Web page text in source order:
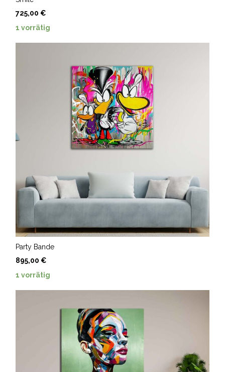
725,00 €
1 vorrätig
Party Bande
895,00 €
1 vorrätig